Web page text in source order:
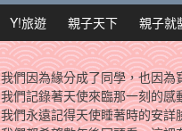
Y!旅遊 親子天下 親子就
我們因為緣分成了同學，也因為
我們記錄著天使來臨那一刻的
我們永遠記得天使睡著時的安